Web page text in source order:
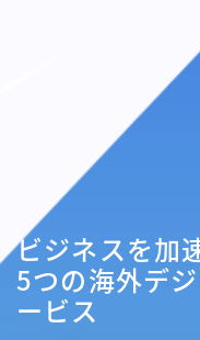
ビジネスを加
5つの海外デ
ービス